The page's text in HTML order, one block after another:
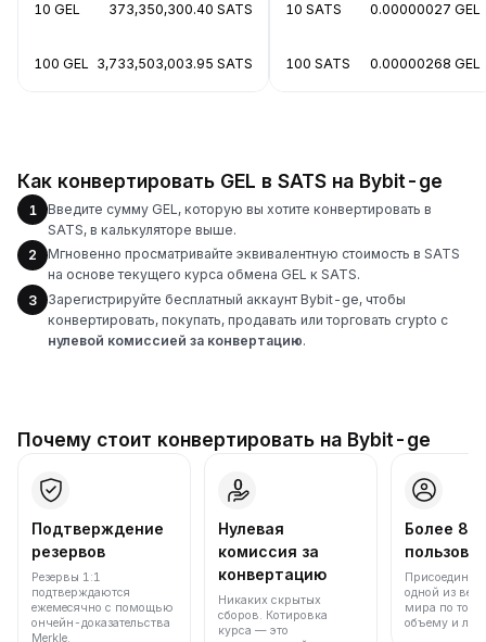
10 GEL 373,350,300.40 SATS
100 GEL 3,733,503,003.95 SATS
10 SATS 0.00000027 GEL
100 SATS 0.00000268 GEL
Как конвертировать GEL в SATS на Bybit-ge
1
Введите сумму GEL, которую вы хотите конвертировать в
SATS, в калькуляторе выше.
2
Мгновенно просматривайте эквивалентную стоимость в SATS
на основе текущего курса обмена GEL к SATS.
3
Зарегистрируйте бесплатный аккаунт Bybit-ge, чтобы
конвертировать, покупать, продавать или торговать crypto с
нулевой комиссией за конвертацию.
Почему стоит конвертировать на Bybit-ge
Подтверждение
резервов
Резервы 1:1
подтверждаются
ежемесячно с помощью
ончейн-доказательства
Merkle.
Нулевая
комиссия за
конвертацию
Никаких скрытых
сборов. Котировка
курса — это
Более 86
одной из
мира по
объему и